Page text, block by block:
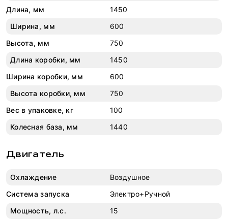
Длина, мм
1450
Ширина, мм
600
Высота, мм
750
Длина коробки, мм
1450
Ширина коробки, мм
600
Высота коробки, мм
750
Вес в упаковке, кг
100
Колесная база, мм
1440
Двигатель
Охлаждение
Воздушное
Система запуска
Электро+Ручной
Мощность, л.с.
15